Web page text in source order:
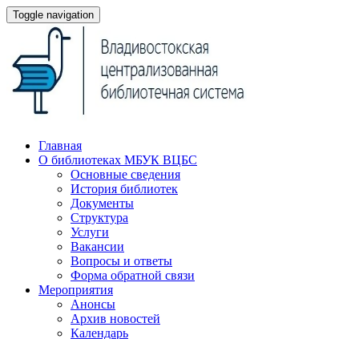
Toggle navigation
Главная
О библиотеках МБУК ВЦБС
Основные сведения
История библиотек
Документы
Структура
Услуги
Вакансии
Вопросы и ответы
Форма обратной связи
Мероприятия
Анонсы
Архив новостей
Календарь